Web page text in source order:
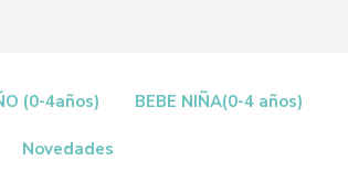
(0-4años) BEBE NIÑA(0-4 años)
Novedades